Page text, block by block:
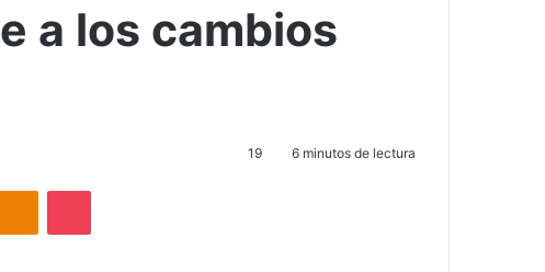
a los cambios
19 6 minutos de lectura